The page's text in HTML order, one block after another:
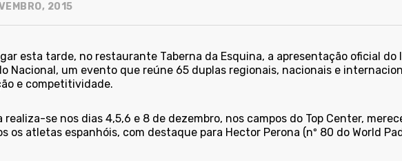
2015
esta tarde, no restaurante Taberna da Esquina, a apresentação oficial do
Nacional, um evento que reúne 65 duplas regionais, nacionais e
e competitividade.
realiza-se nos dias 4,5,6 e 8 de dezembro, nos campos do Top Center,
os atletas espanhóis, com destaque para Hector Perona (nº 80 do World